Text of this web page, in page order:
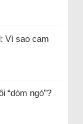
Vì sao cam
“dòm ngó”?